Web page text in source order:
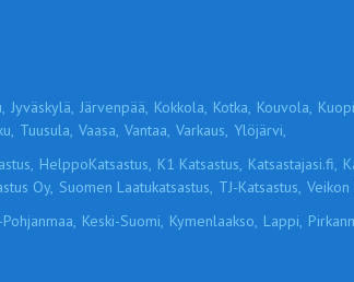
Jyväskylä, Järvenpää, Kokkola, Kotka, Kouvola,
Tuusula, Vaasa, Vantaa, Varkaus, Ylöjärvi,
HelppoKatsastus, K1 Katsastus, Katsastajasi.fi,
Oy, Suomen Laatukatsastus, TJ-Katsastus, Veikon
Keski-Suomi, Kymenlaakso, Lappi,